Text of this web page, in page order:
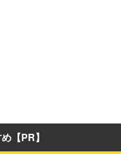
【PR】